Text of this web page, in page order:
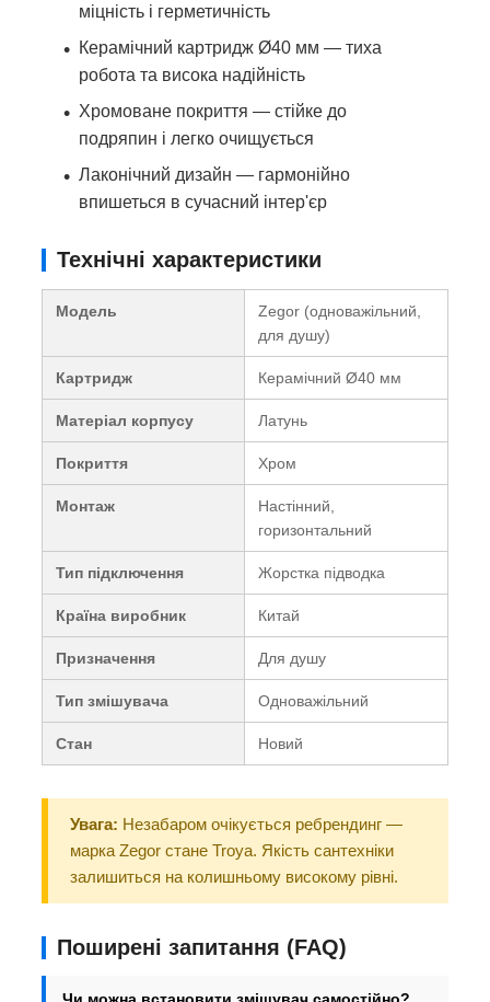
міцність і герметичність
Керамічний картридж Ø40 мм — тиха
робота та висока надійність
Хромоване покриття — стійке до
подряпин і легко очищується
Лаконічний дизайн — гармонійно
впишеться в сучасний інтер'єр
Технічні характеристики
Модель
Zegor (одноважільний,
для душу)
Картридж Керамічний Ø40 мм
Матеріал корпусу Латунь
Покриття Хром
Монтаж
Настінний,
горизонтальний
Тип підключення Жорстка підводка
Країна виробник Китай
Призначення Для душу
Тип змішувача Одноважільний
Стан Новий
Увага: Незабаром очікується ребрендинг —
марка Zegor стане Troya. Якість сантехніки
залишиться на колишньому високому рівні.
Поширені запитання (FAQ)